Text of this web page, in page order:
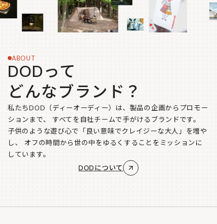
ABOUT
DODって
どんなブランド？
私たちDOD（ディーオーディー）は、製品の企画からプロモー
ションまで、
すべてを自社チームで手がけるブランドです。
子供のような遊び心で「良い意味でクレイジーな大人」を増や
し、
オフの時間から世の中をゆるくすることをミッションに
しています。
DODについて